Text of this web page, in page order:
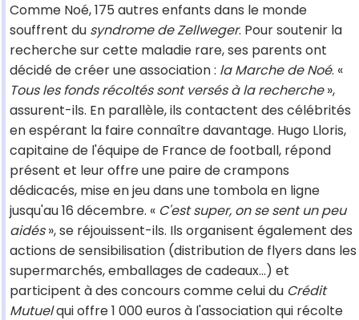
Comme Noé, 175 autres enfants dans le monde
souffrent du syndrome de Zellweger. Pour soutenir la
recherche sur cette maladie rare, ses parents ont
décidé de créer une association : la Marche de Noé. «
Tous les fonds récoltés sont versés à la recherche»,
assurent-ils. En parallèle, ils contactent des célébrités
en espérant la faire connaître davantage. Hugo Lloris,
capitaine de l'équipe de France de football, répond
présent et leur offre une paire de crampons
dédicacés, mise en jeu dans une tombola en ligne
jusqu'au 16 décembre. « C'est super, on se sent un peu
aidés», se réjouissent-ils. Ils organisent également des
actions de sensibilisation (distribution de flyers dans les
supermarchés, emballages de cadeaux...) et
participent à des concours comme celui du Crédit
Mutuelqui offre 1 000 euros à l'association qui récolte